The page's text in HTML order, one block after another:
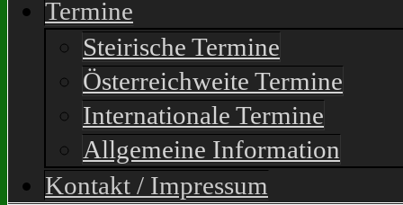
Termine
Steirische Termine
Österreichweite Termine
Internationale Termine
Allgemeine Information
Kontakt / Impressum